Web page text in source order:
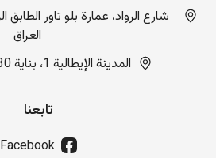
العراق
المدينة الإيطالية 1، بناية 130، أربيل، العراق
تابعنا
Facebook